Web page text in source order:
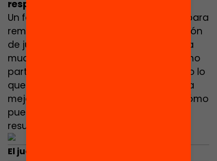
respeto
Un factor suficientemente importante para
remarcar es el hecho de que, en situación
de juego, el error se vive de una manera
mucho más cómoda y se entiende como
parte del proceso de aprendizaje, como lo
que me anima a jugar otra partida para
mejorar, probar otra estrategia y ver cómo
puedo resolver el error para llegar a un
resultado más satisfactorio.
El juego, de la mesa al aula